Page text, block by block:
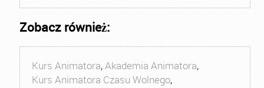
Zobacz również:
Kurs Animatora,Akademia Animatora,
Kurs Animatora Czasu Wolnego,